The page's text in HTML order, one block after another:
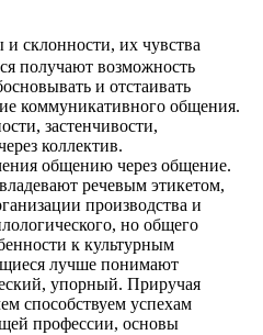
и склонности, их чувства
получают возможность
и отстаивать
коммуникативного общения.
застенчивости,
коллектив.
общению через общение.
речевым этикетом,
производства и
но общего
к культурным
лучше понимают
упорный. Приручая
способствуем успехам
профессии, основы